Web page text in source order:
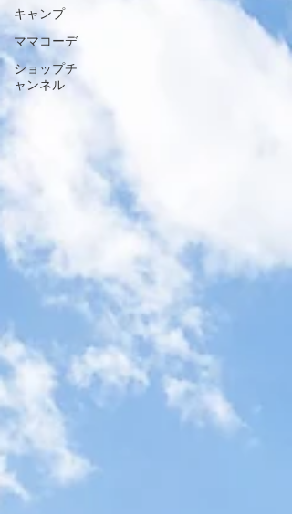
キャンプ
ママコーデ
ショップチ
ャンネル